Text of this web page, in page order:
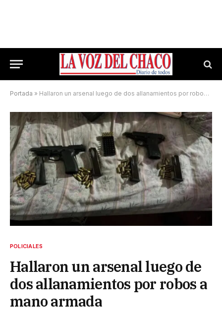
Portada » Hallaron un arsenal luego de dos allanamientos por robos a mano armada
POLICIALES
Hallaron un arsenal luego de
dos allanamientos por robos a
mano armada